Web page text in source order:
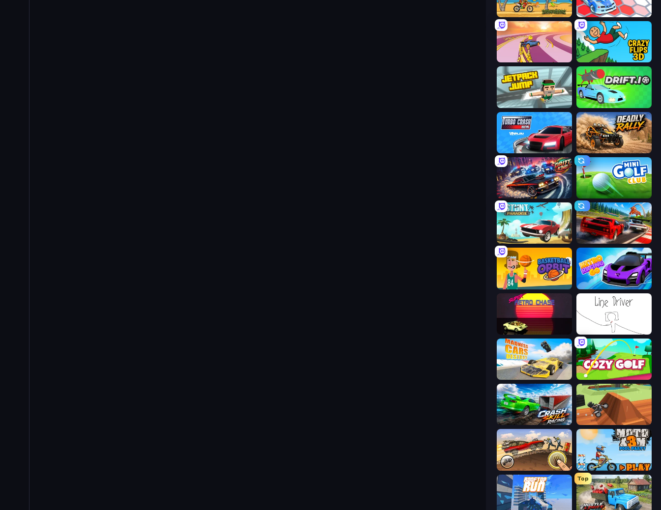
Moto X3M Cars Arena
Sky Car Drift Crazy Flips 3D
Jetpack Jump Drift.io
Turbo Crash Deadly Rally
Drift King Mini Golf Club
Stunt Paradise Racing: Online!
Basketball Orbit Nitro Racing Go
Super Retro Chase
Madness Cars Destroy Cozy Golf
Crash Skill Racing Blocky Trials
Earn to Die: Zombie Ride Moto X3M 5: Pool Party
Top